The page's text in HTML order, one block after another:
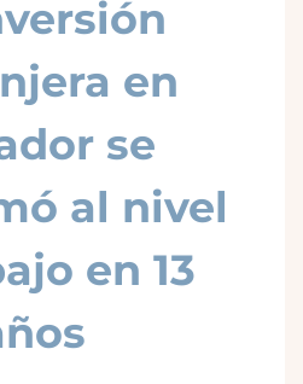
en
se
al nivel
en 13